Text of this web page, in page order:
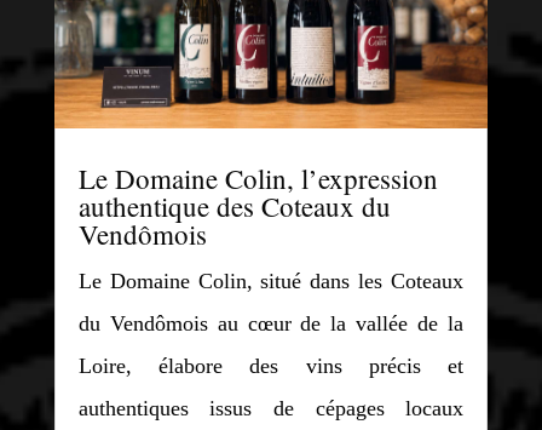
Le Domaine Colin, l’expression
authentique des Coteaux du
Vendômois
Le Domaine Colin, situé dans les Coteaux
du Vendômois au cœur de la vallée de la
Loire, élabore des vins précis et
authentiques issus de cépages locaux